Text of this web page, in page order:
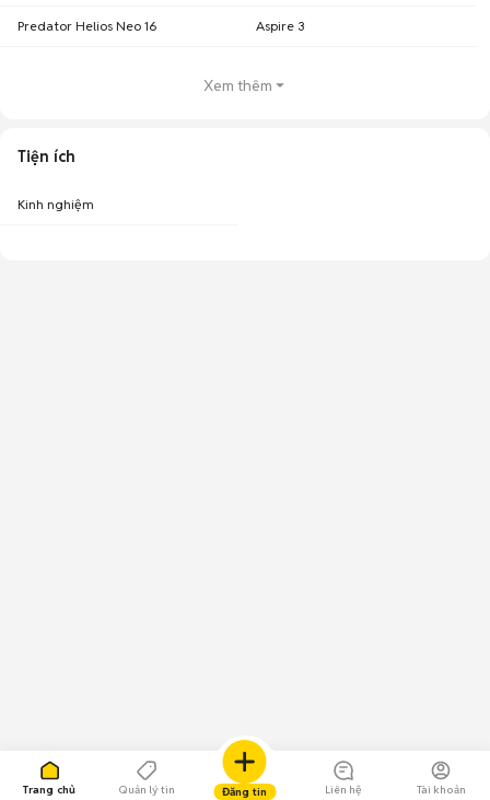
Trang chủ Quản lý tin Đăng tin Liên hệ Tài khoản
Predator Helios Neo 16 Aspire 3
Xem thêm
Tiện ích
Kinh nghiệm